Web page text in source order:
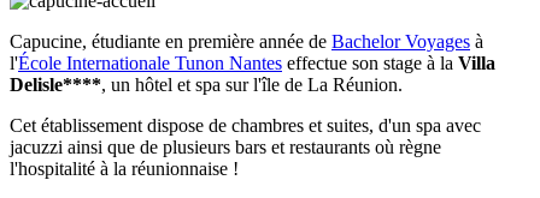
Capucine, étudiante en première année de Bachelor Voyages à
l'École Internationale Tunon Nantes effectue son stage à la Villa
Delisle****, un hôtel et spa sur l'île de La Réunion.
Cet établissement dispose de chambres et suites, d'un spa avec
jacuzzi ainsi que de plusieurs bars et restaurants où règne
l'hospitalité à la réunionnaise !